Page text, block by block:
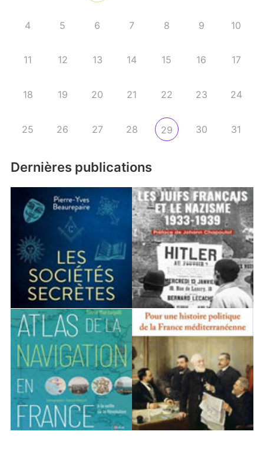
4 5 6 7 8 9 10
11 12 13 14 15 16 17
18 19 20 21 22 23 24
25 26 27 28 29 30 31
Dernières publications